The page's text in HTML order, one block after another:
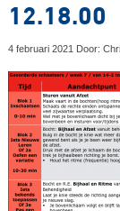
12.18.00
4 februari 2021 Door: